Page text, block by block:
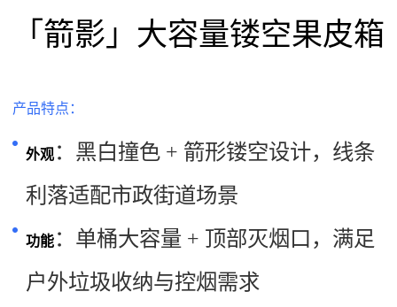
「箭影」大容量镂空果皮箱
产品特点：
外观 ：黑白撞色 + 箭形镂空设计，线条
利落适配市政街道场景
功能 ：单桶大容量 + 顶部灭烟口，满足
户外垃圾收纳与控烟需求